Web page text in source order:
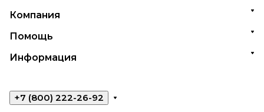
Компания
Помощь
Информация
+7 (800) 222-26-92